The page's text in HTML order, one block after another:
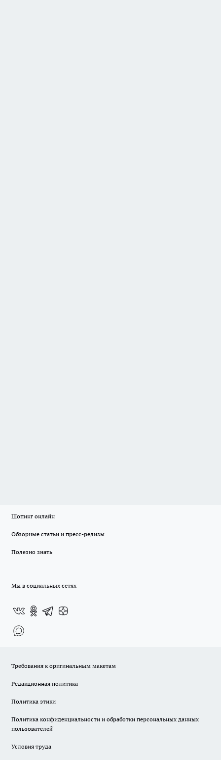
Шопинг онлайн
Обзорные статьи и пресс-релизы
Полезно знать
Мы в социальных сетях
Требования к оригинальным макетам
Редакционная политика
Политика этики
Политика конфиденциальности и обработки персональных данных
пользователей̆
Условия труда